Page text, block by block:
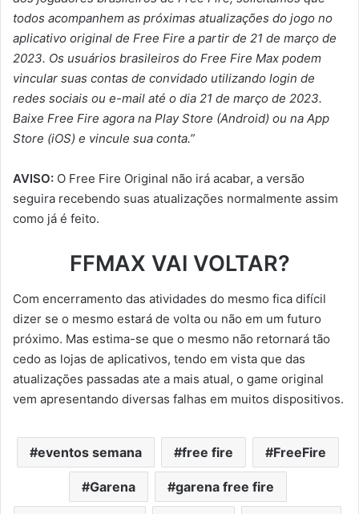
todos acompanhem as próximas atualizações do jogo no
aplicativo original de Free Fire a partir de 21 de março de
2023. Os usuários brasileiros do Free Fire Max podem
vincular suas contas de convidado utilizando login de
redes sociais ou e-mail até o dia 21 de março de 2023.
Baixe Free Fire agora na Play Store (Android) ou na App
Store (iOS) e vincule sua conta.”
AVISO: O Free Fire Original não irá acabar, a versão
seguira recebendo suas atualizações normalmente assim
como já é feito.
FFMAX VAI VOLTAR?
Com encerramento das atividades do mesmo fica difícil
dizer se o mesmo estará de volta ou não em um futuro
próximo. Mas estima-se que o mesmo não retornará tão
cedo as lojas de aplicativos, tendo em vista que das
atualizações passadas ate a mais atual, o game original
vem apresentando diversas falhas em muitos dispositivos.
eventos semana free fire FreeFire
Garena garena free fire